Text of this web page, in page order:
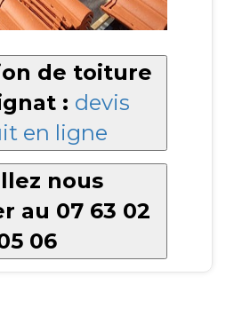
de toiture
: devis
en ligne
nous
au 07 63 02
06